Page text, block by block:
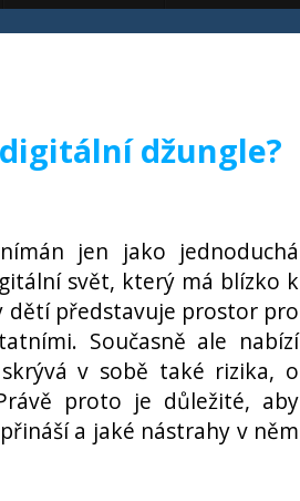
džungle?
jen jako jednoduchá
svět, který má blízko k
dětí představuje prostor pro
Současně ale nabízí
v sobě také rizika, o
proto je důležité, aby
a jaké nástrahy v něm